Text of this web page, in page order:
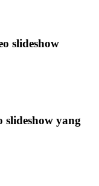
slideshow
slideshow yang